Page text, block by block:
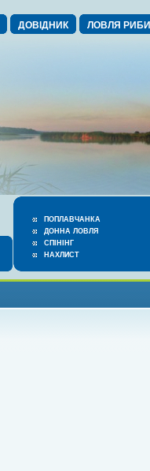
ДОВІДНИК ЛОВЛЯ РИБИ
ПОПЛАВЧАНКА
ДОННА ЛОВЛЯ
СПІНІНГ
НАХЛИСТ